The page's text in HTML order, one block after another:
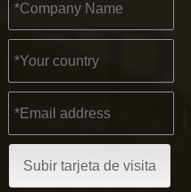
Subir tarjeta de visita